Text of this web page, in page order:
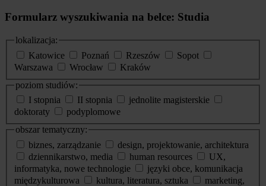
Formularz wyszukiwania na belce: Studia
lokalizacja:
Katowice
Poznań Rzeszów
Sopot
Warszawa
Wrocław
Kraków
poziom studiów:
I stopnia
II stopnia
jednolite magisterskie
doktoraty
podyplomowe
obszar tematyczny:
biznes, zarządzanie
design, projektowanie, architektura
dziennikarstwo, media
human resources
UX,
informatyka, nowe technologie
języki obce, komunikacja
międzykulturowa
kultura, literatura, sztuka
marketing,